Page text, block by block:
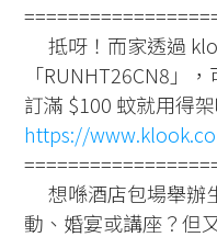
抵呀！而家透過
「RUNHT26CN8」
訂滿 $100 蚊就用得架
https://
想喺酒店包場舉辦
動、婚宴或講座？但